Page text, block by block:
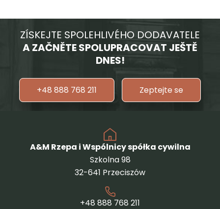
ZÍSKEJTE SPOLEHLIVÉHO DODAVATELE
A ZAČNĚTE SPOLUPRACOVAT JEŠTĚ
DNES!
+48 888 768 211 Zeptejte se
A&M Rzepa i Wspólnicy spółka cywilna
Szkolna 98
32-641 Przeciszów
+48 888 768 211